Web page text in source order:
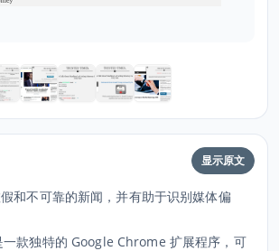
显示原文
和不可靠的新闻，并有助于识别媒体偏
款独特的 Google Chrome 扩展程序，可